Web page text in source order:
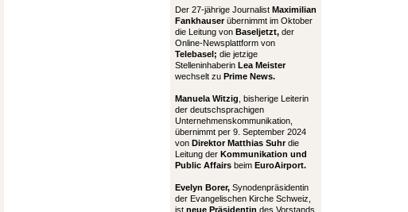
Der 27-jährige Journalist Maximilian
Fankhauserübernimmt im Oktober
die Leitung von Baseljetzt, der
Online-Newsplattform von
Telebasel; die jetzige
Stelleninhaberin Lea Meister
wechselt zu Prime News.
Manuela Witzig , bisherige Leiterin
der deutschsprachigen
Unternehmenskommunikation,
übernimmt per 9. September 2024
von Direktor Matthias Suhrdie
Leitung der Kommunikation und
Public Affairs beim EuroAirport.
Evelyn Borer, Synodenpräsidentin
der Evangelischen Kirche Schweiz,
ist neue Präsidentin des Vorstands